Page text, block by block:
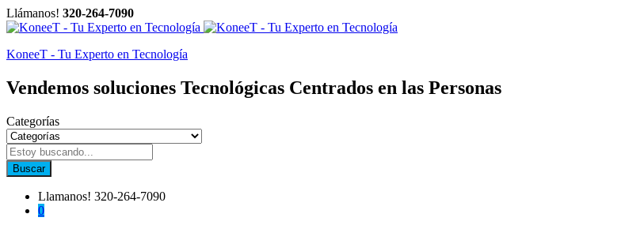
Llámanos! 320-264-7090
KoneeT - Tu Experto en Tecnología
Vendemos soluciones Tecnológicas Centrados en las Personas
Categorías
Buscar
Llamanos! 320-264-7090
0